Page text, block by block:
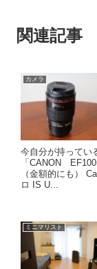
関連記事
カメラ
今自分が持ってい
「CANON
（金額的にも）
ロ IS U...
ミニマリスト